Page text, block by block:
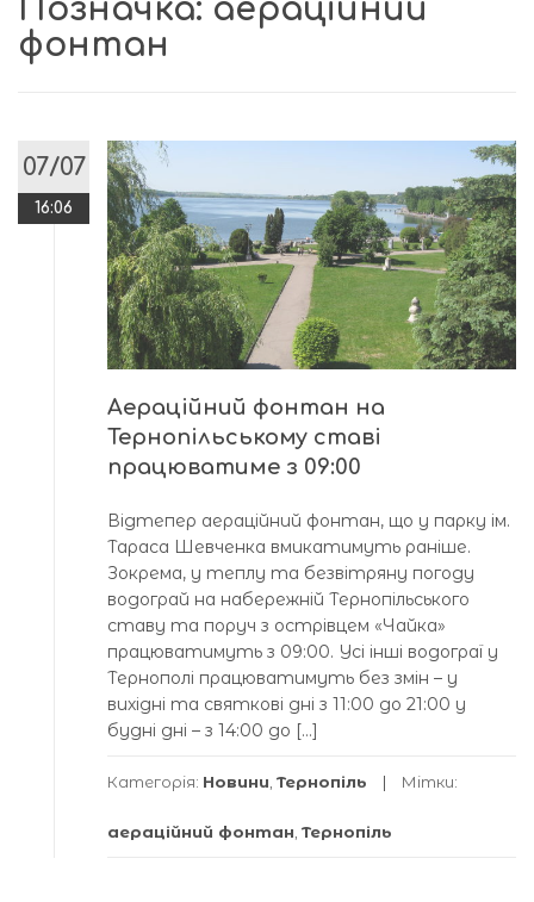
Позначка: аераційний
фонтан
07/07
16:06
Аераційний фонтан на
Тернопільському ставі
працюватиме з 09:00
Відтепер аераційний фонтан, що у парку ім.
Тараса Шевченка вмикатимуть раніше.
Зокрема, у теплу та безвітряну погоду
водограй на набережній Тернопільського
ставу та поруч з острівцем «Чайка»
працюватимуть з 09:00. Усі інші водограї у
Тернополі працюватимуть без змін – у
вихідні та святкові дні з 11:00 до 21:00 у
будні дні – з 14:00 до […]
Категорія: Новини Тернопіль Мітки:
аераційний фонтан Тернопіль